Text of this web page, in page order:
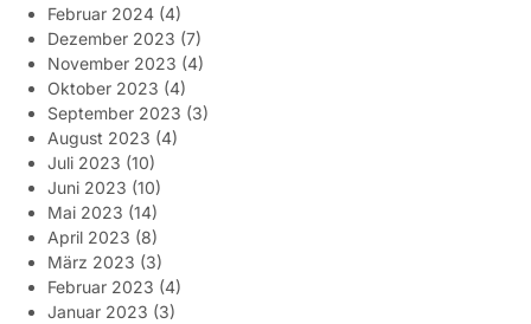
Februar 2024 (4)
Dezember 2023 (7)
November 2023 (4)
Oktober 2023 (4)
September 2023 (3)
August 2023 (4)
Juli 2023 (10)
Juni 2023 (10)
Mai 2023 (14)
April 2023 (8)
März 2023 (3)
Februar 2023 (4)
Januar 2023 (3)